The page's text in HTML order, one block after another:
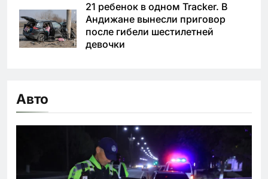
21 ребенок в одном Tracker. В
Андижане вынесли приговор
после гибели шестилетней
девочки
Авто